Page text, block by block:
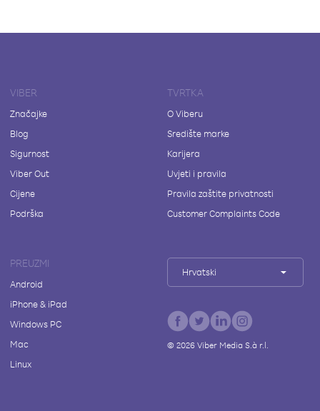
VIBER
Značajke
Blog
Sigurnost
Viber Out
Cijene
Podrška
TVRTKA
O Viberu
Središte marke
Karijera
Uvjeti i pravila
Pravila zaštite privatnosti
Customer Complaints Code
PREUZMI
Android
iPhone & iPad
Windows PC
Mac
Linux
Hrvatski
© 2026Viber Media S.à r.l.